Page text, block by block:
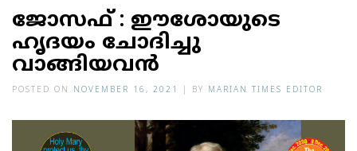
ജോസഫ് : ഈശോയുടെ
ഹൃദയം ചോദിച്ചു
വാങ്ങിയവന്‍
POSTED ON NOVEMBER 16, 2021 BY MARIAN TIMES EDITOR